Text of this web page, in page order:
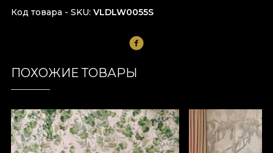
Код товара - SKU VLDLW0055S
ПОХОЖИЕ ТОВАРЫ